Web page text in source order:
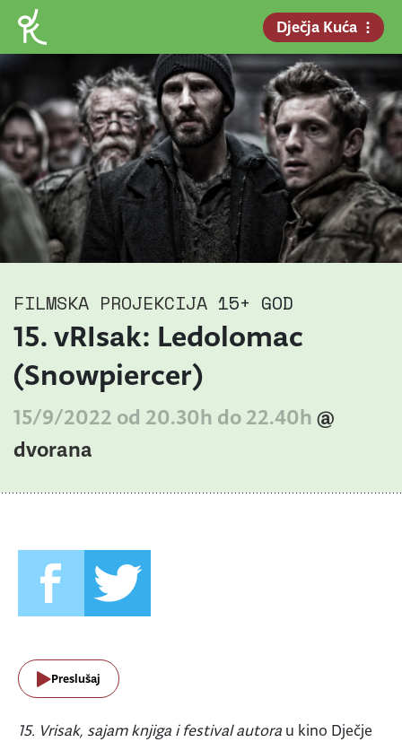
Dječja Kuća
FILMSKA PROJEKCIJA 15+ GOD
15. vRIsak: Ledolomac
(Snowpiercer)
15/9/2022 od 20.30h do 22.40h @
dvorana
Preslušaj
15. Vrisak, sajam knjiga i festival autora u kino Dječje